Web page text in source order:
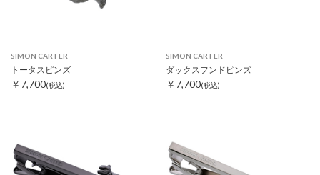
SIMON CARTER
トータスピンズ
￥7,700(税込)
SIMON CARTER
ダックスフンドピンズ
￥7,700(税込)